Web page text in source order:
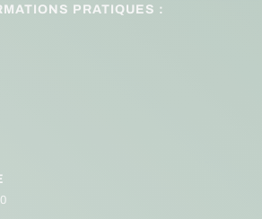
PRATIQUES :